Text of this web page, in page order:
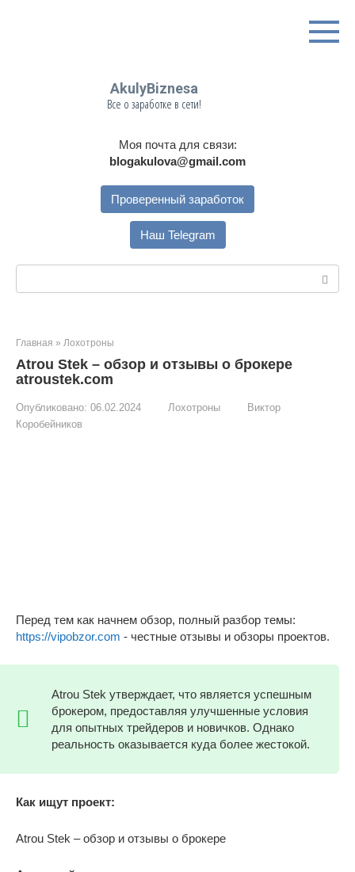
AkulyBiznesa
Все о заработке в сети!
Моя почта для связи:
blogakulova@gmail.com
Проверенный заработок
Наш Telegram
Главная » Лохотроны
Atrou Stek – обзор и отзывы о брокере
atroustek.com
Опубликовано: 06.02.2024 Лохотроны
Виктор
Коробейников
Перед тем как начнем обзор, полный разбор темы:
https://vipobzor.com - честные отзывы и обзоры проектов.
Atrou Stek утверждает, что является успешным
брокером, предоставляя улучшенные условия
для опытных трейдеров и новичков. Однако
реальность оказывается куда более жестокой.
Как ищут проект:
Atrou Stek – обзор и отзывы о брокере